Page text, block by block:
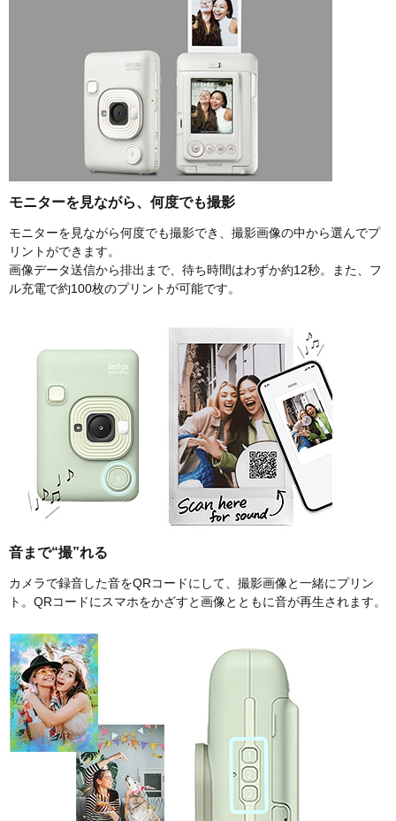
モニターを見ながら、何度でも撮影
モニターを見ながら何度でも撮影でき、撮影画像の中から選んでプ
リントができます。
画像データ送信から排出まで、待ち時間はわずか約12秒。また、フ
ル充電で約100枚のプリントが可能です。
音まで“撮”れる
カメラで録音した音をQRコードにして、撮影画像と一緒にプリン
ト。QRコードにスマホをかざすと画像とともに音が再生されます。